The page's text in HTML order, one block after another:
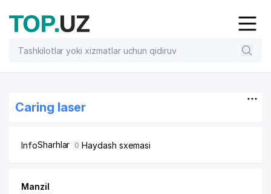
Caring laser
InfoSharhlar 0 Haydash sxemasi
Manzil